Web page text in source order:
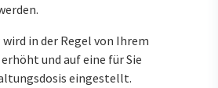
wird in der Regel von Ihrem
und auf eine für Sie
eingestellt.